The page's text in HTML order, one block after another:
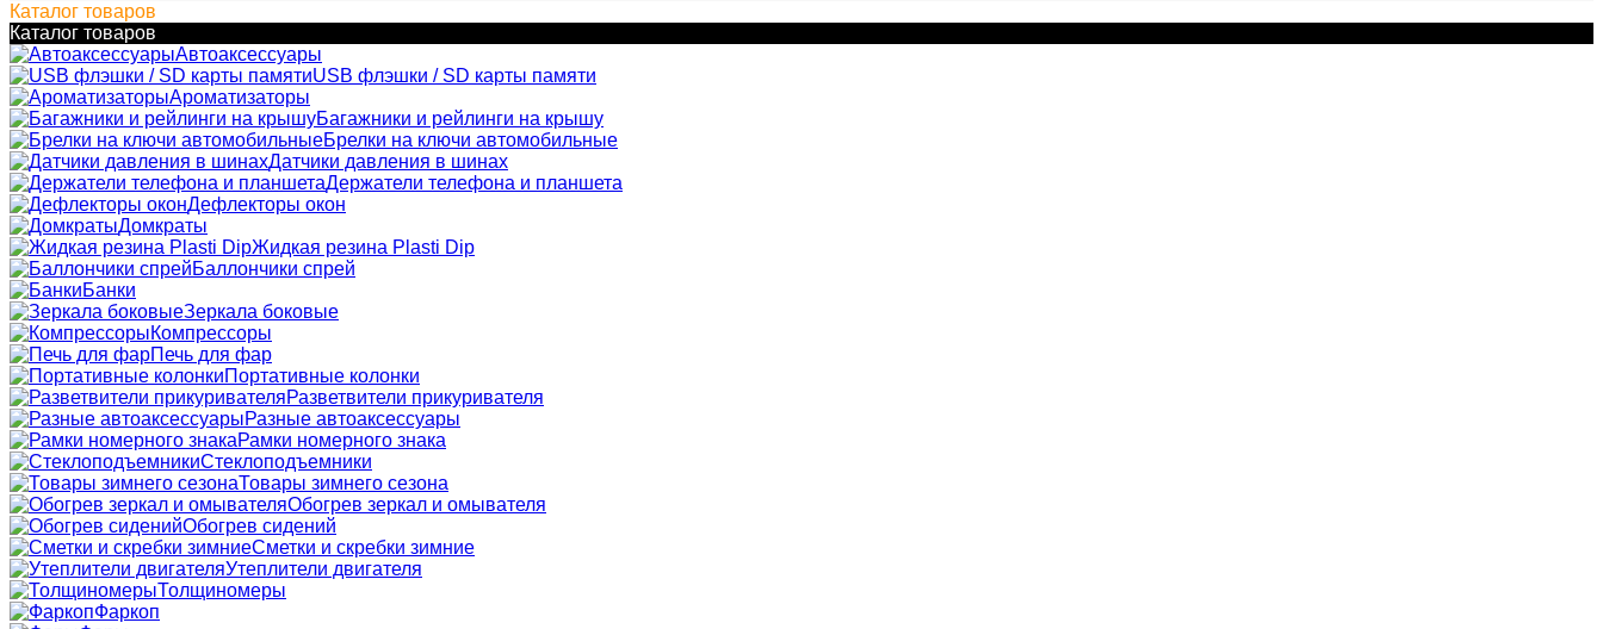
Каталог товаров
Каталог товаров
Автоаксессуары
USB флэшки / SD карты памяти
Ароматизаторы
Багажники и рейлинги на крышу
Брелки на ключи автомобильные
Датчики давления в шинах
Держатели телефона и планшета
Дефлекторы окон
Домкраты
Жидкая резина Plasti Dip
Баллончики спрей
Банки
Зеркала боковые
Компрессоры
Печь для фар
Портативные колонки
Разветвители прикуривателя
Разные автоаксессуары
Рамки номерного знака
Стеклоподъемники
Товары зимнего сезона
Обогрев зеркал и омывателя
Обогрев сидений
Сметки и скребки зимние
Утеплители двигателя
Толщиномеры
Фаркоп